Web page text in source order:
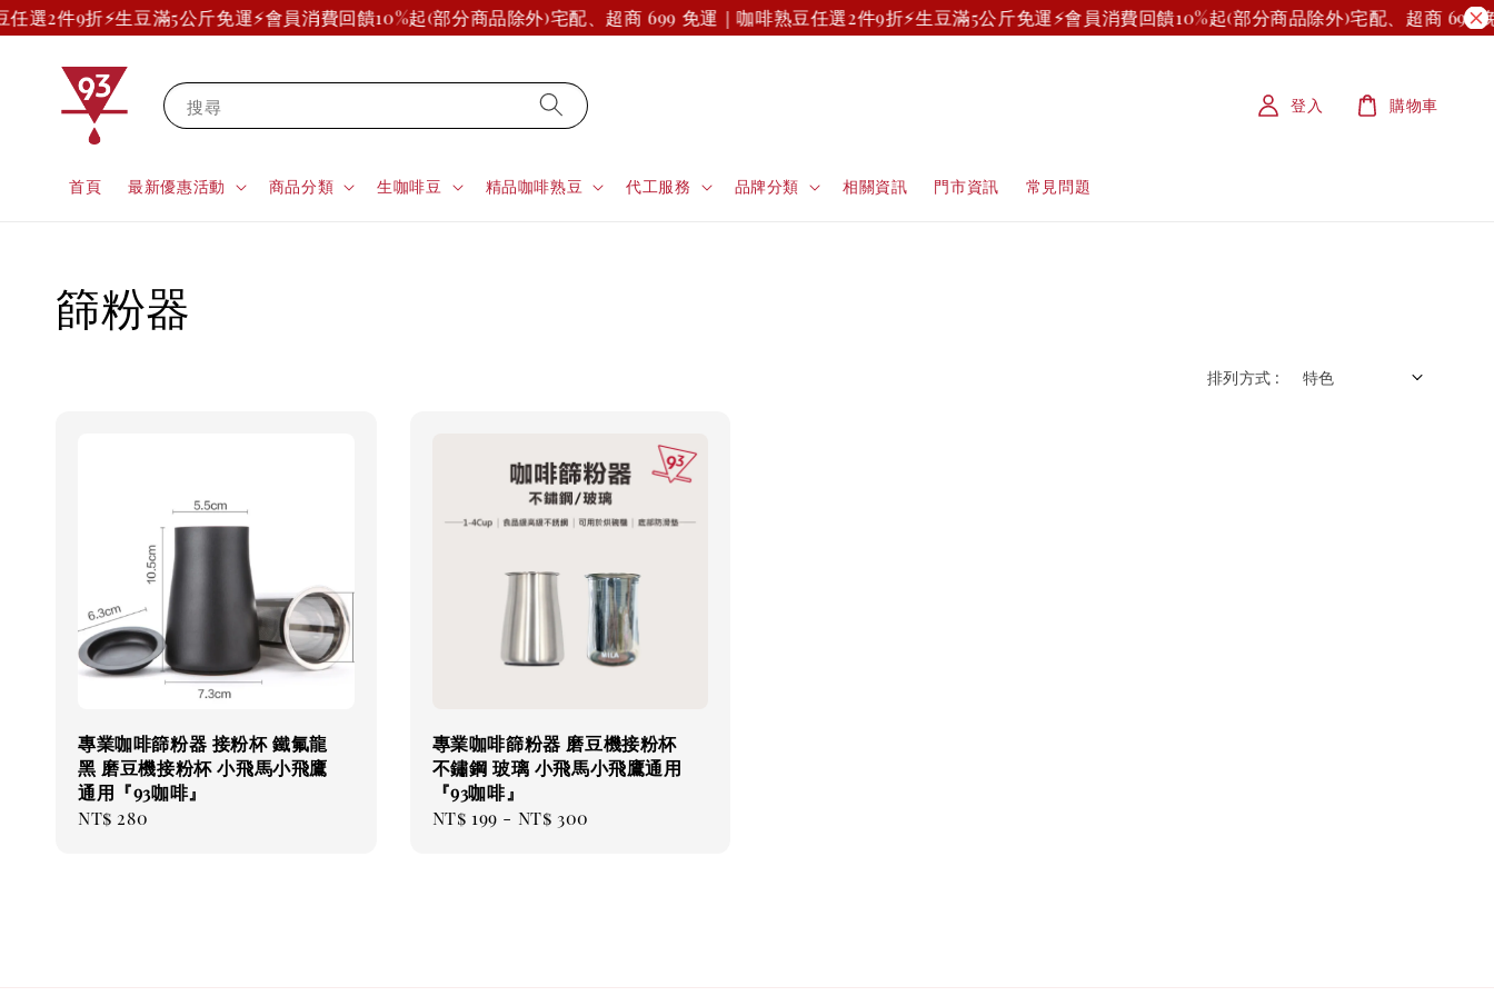
選2件9折⚡生豆滿5公斤免運⚡會員消費回饋10%起(部分商品除外)宅配、超商 699 免運｜咖啡熟豆任選2件9折⚡生豆滿5公斤免運⚡會員消費回饋10%起(部分商品除外)宅配、超商 699
搜尋
首頁 最新優惠活動 商品分類 生咖啡豆 精品咖啡熟豆 代工服務 品牌分類 相關資訊 門市資訊 常見問題
登入 購物車
篩粉器
排列方式 :
專業咖啡篩粉器 接粉杯 鐵氟龍
黑 磨豆機接粉杯 小飛馬小飛鷹
通用『93咖啡』
Regular
NT$ 280
專業咖啡篩粉器 磨豆機接粉杯
不鏽鋼 玻璃 小飛馬小飛鷹通用
『93咖啡』
Regular
NT$ 199 - NT$ 300